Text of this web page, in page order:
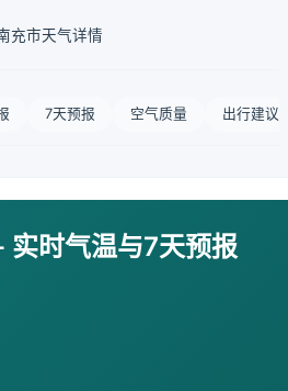
充市天气详情
7天预报 空气质量 出行建议
实时气温与7天预报